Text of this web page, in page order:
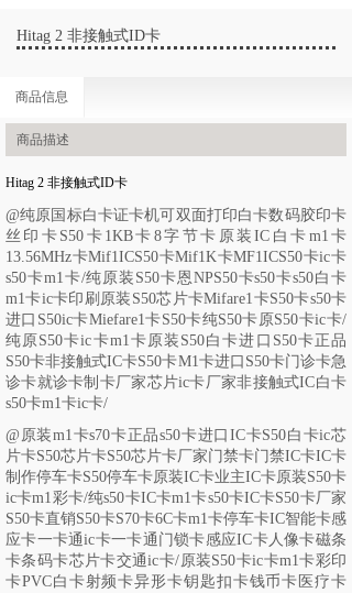
Hitag 2 非接触式ID卡
商品信息
商品描述
Hitag 2 非接触式ID卡
@纯原国标白卡证卡机可双面打印白卡数码胶印卡
丝印卡 S50卡1KB卡8字节卡原装IC白卡m1卡
13.56MHz卡Mif1ICS50卡Mif1K卡MF1ICS50卡ic卡
s50卡m1卡/纯原装 S50卡恩NPS50卡s50卡s50白卡
m1卡ic卡印刷原装S50芯片卡Mifare1卡S50卡s50卡
进口S50ic卡Miefare1卡S50卡纯S50卡原S50卡ic卡/
纯原 S50卡ic卡m1卡原装S50白卡进口S50卡正品
S50卡非接触式IC卡S50卡M1卡进口S50卡门诊卡急
诊卡就诊卡制卡厂家芯片ic卡厂家非接触式IC白卡
s50卡m1卡ic卡/
@ 原装m1卡s70卡正品s50卡进口IC卡S50白卡ic芯
片卡S50芯片卡S50芯片卡厂家门禁卡门禁IC卡IC卡
制作停车卡S50停车卡原装IC卡业主IC卡原装S50卡
ic卡m1彩卡/纯s50卡IC卡m1卡s50卡IC卡S50卡厂家
S50卡直销S50卡S70卡6C卡m1卡停车卡IC智能卡感
应卡一卡通ic卡一卡通门锁卡感应IC卡人像卡磁条
卡条码卡芯片卡交通ic卡/原装S50卡ic卡m1卡彩印
卡PVC白卡射频卡异形卡钥匙扣卡钱币卡医疗卡